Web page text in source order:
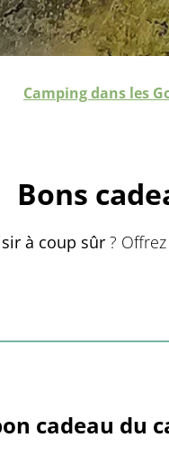
Camping dans les
Bons
à coup sûr ?
cadeau du